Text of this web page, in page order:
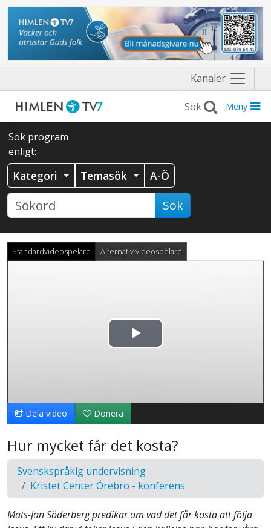
Kanaler Näytä
valikko
Meny
Sök program
enligt:
Kategori Temasök A-Ö
Sök
Standardvideospelare Alternativ videospelare
Spela
video
Dela video Donera
Hur mycket får det kosta?
Svenskspråkig undervisning
Kristet Center Örebro - konferens
Mats-Jan Söderberg predikar om vad det får kosta att följa